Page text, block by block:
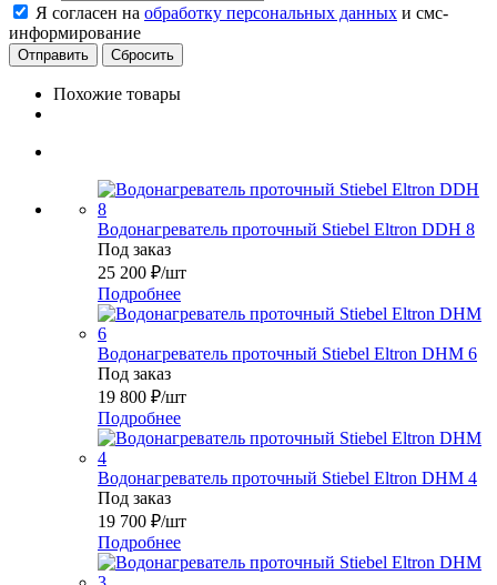
Я согласен на обработку персональных данных и смс-
информирование
Сбросить
Похожие товары
Водонагреватель проточный Stiebel Eltron DDH 8
Под заказ
25 200 ₽/шт
Подробнее
Водонагреватель проточный Stiebel Eltron DHM 6
Под заказ
19 800 ₽/шт
Подробнее
Водонагреватель проточный Stiebel Eltron DHM 4
Под заказ
19 700 ₽/шт
Подробнее